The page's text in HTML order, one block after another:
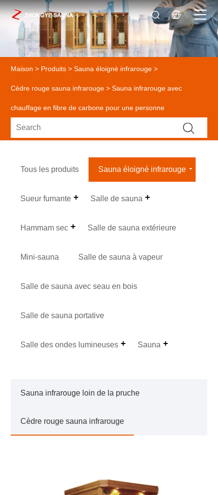
Maison > Produits >Sauna éloigné infrarouge >
Cèdre rouge sauna infrarouge > Sauna infrarouge avec
chauffage en fibre de carbone pour une personne
Tous les produits Sauna éloigné infrarouge
Sueur fumante Salle de sauna
Hammam sec Salle de sauna extérieure
Mini-sauna Salle de sauna à vapeur
Salle de sauna avec seau en bois
Salle de sauna portative
Salle des ondes lumineuses Sauna
Sauna infrarouge loin de la pruche
Cèdre rouge sauna infrarouge